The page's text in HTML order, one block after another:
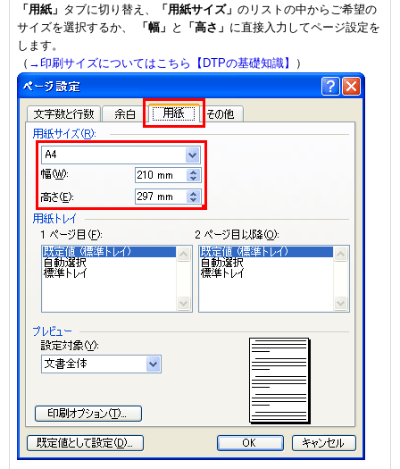
「用紙」 タブに切り替え、 「用紙サイズ」 のリストの中からご希望の
サイズを選択するか、
「幅」 と 「高さ」 に直接入力してページ設定を
します。
（ →印刷サイズについてはこちら【DTPの基礎知識】 ）